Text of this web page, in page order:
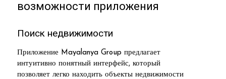
возможности приложения
Поиск недвижимости
Приложение Mayalanya Group предлагает
интуитивно понятный интерфейс, который
позволяет легко находить объекты недвижимости